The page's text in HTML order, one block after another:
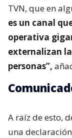
TVN, que en
es un canal
operativa
externalizan
personas”,
A raíz de esto,
una